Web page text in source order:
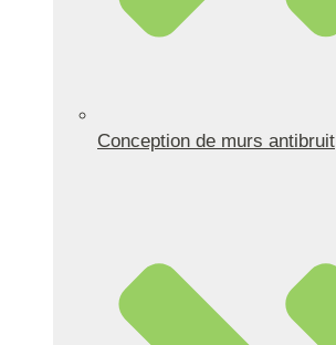
Conception de murs antibruit